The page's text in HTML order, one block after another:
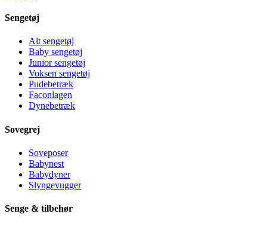
Sengetøj
Alt sengetøj
Baby sengetøj
Junior sengetøj
Voksen sengetøj
Pudebetræk
Faconlagen
Dynebetræk
Sovegrej
Soveposer
Babynest
Babydyner
Slyngevugger
Senge & tilbehør